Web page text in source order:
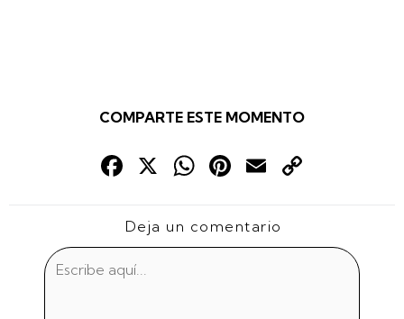
COMPARTE ESTE MOMENTO
Fac
ok
Wha
p
Pint
t
Emai
Deja un comentario
Escribe
aquí...